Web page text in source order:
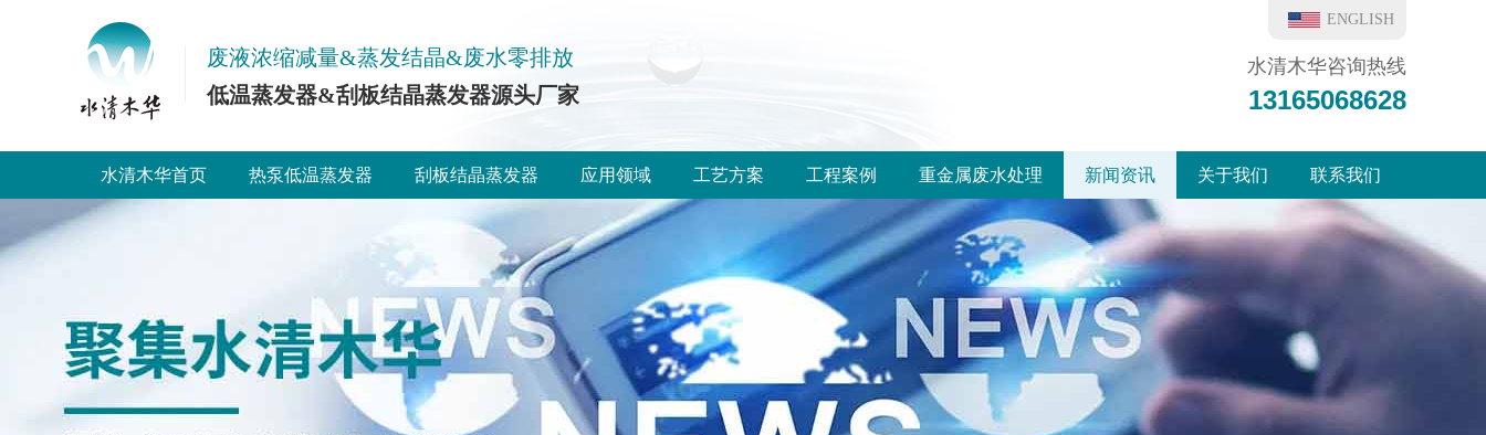
废液浓缩减量&蒸发结晶&废水零排放
低温蒸发器&刮板结晶蒸发器源头厂家
ENGLISH
水清木华咨询热线
13165068628
水清木华首页 热泵低温蒸发器 刮板结晶蒸发器 应用领域 工艺方案 工程案例 重金属废水处理 新闻资讯 关于我们 联系我们